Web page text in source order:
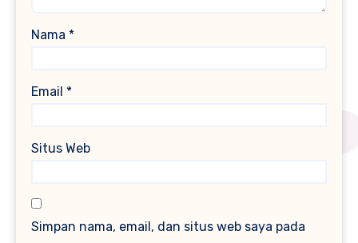
Nama *
Email *
Situs Web
Simpan nama, email, dan situs web saya pada